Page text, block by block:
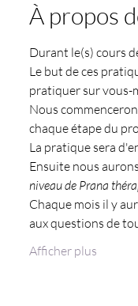
À propos
Durant le(s) cours
Le but de ces
pratiquer sur vous-
Nous
chaque étape du
La pratique sera
Ensuite nous
niveau de Prana
Chaque mois il y
aux questions de
Afficher plus